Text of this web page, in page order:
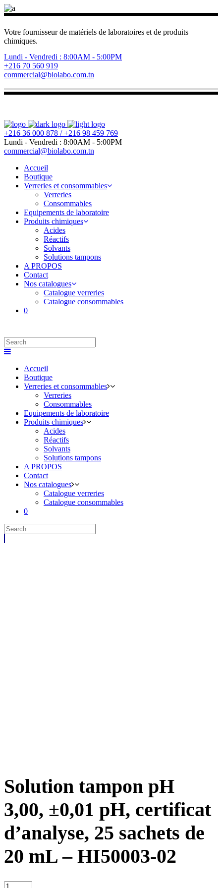
Votre fournisseur de matériels de laboratoires et de produits
chimiques.
Lundi - Vendredi : 8:00AM - 5:00PM
+216 70 560 919
commercial@biolabo.com.tn
+216 36 000 878 / +216 98 459 769
Lundi - Vendredi : 8:00AM - 5:00PM
commercial@biolabo.com.tn
Accueil
Boutique
Verreries et consommables
Verreries
Consommables
Equipements de laboratoire
Produits chimiques
Acides
Réactifs
Solvants
Solutions tampons
A PROPOS
Contact
Nos catalogues
Catalogue verreries
Catalogue consommables
0
Accueil
Boutique
Verreries et consommables
Verreries
Consommables
Equipements de laboratoire
Produits chimiques
Acides
Réactifs
Solvants
Solutions tampons
A PROPOS
Contact
Nos catalogues
Catalogue verreries
Catalogue consommables
0
Solution tampon pH
3,00, ±0,01 pH, certificat
d’analyse, 25 sachets de
20 mL – HI50003-02